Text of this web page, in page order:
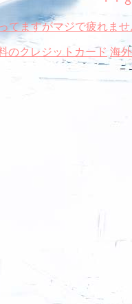
てますがマジで疲れませ
のクレジットカード 海